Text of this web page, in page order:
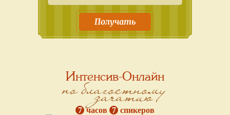
Получать
Интенсив-Онлайн
по благостному
зачатию
7 часов 7 спикеров